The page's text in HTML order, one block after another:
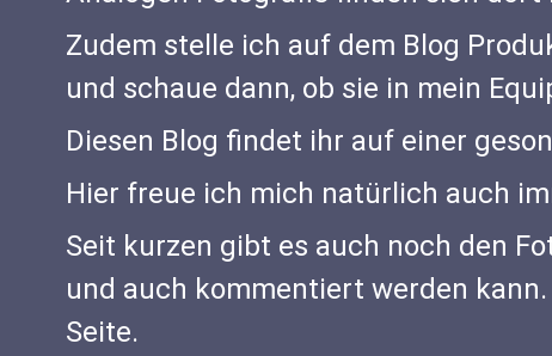
Zudem stelle ich auf dem Blog
und schaue dann, ob sie in mein
Diesen Blog findet ihr auf einer
Hier freue ich mich natürlich auch
Seit kurzen gibt es auch noch den
und auch kommentiert werden
Seite.